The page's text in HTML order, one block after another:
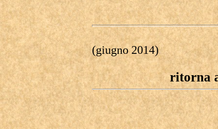
(giugno 2014)
ritorna